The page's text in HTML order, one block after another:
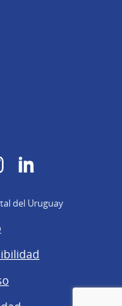
Instagram
del Uruguay